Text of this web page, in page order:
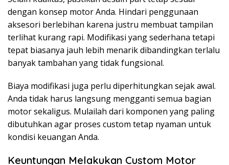
dengan konsep motor Anda. Hindari penggunaan
aksesori berlebihan karena justru membuat tampilan
terlihat kurang rapi. Modifikasi yang sederhana tetapi
tepat biasanya jauh lebih menarik dibandingkan terlalu
banyak tambahan yang tidak fungsional.
Biaya modifikasi juga perlu diperhitungkan sejak awal.
Anda tidak harus langsung mengganti semua bagian
motor sekaligus. Mulailah dari komponen yang paling
dibutuhkan agar proses custom tetap nyaman untuk
kondisi keuangan Anda.
Keuntungan Melakukan Custom Motor